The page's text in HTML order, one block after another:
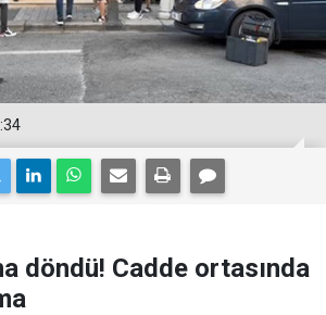
döndü! Cadde ortasında